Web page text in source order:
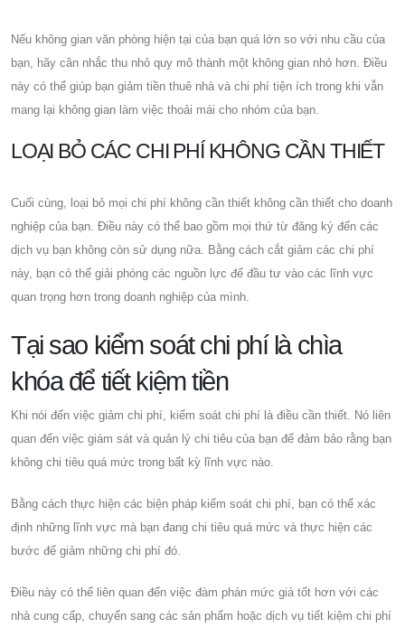
Nếu không gian văn phòng hiện tại của bạn quá lớn so với nhu cầu của
bạn, hãy cân nhắc thu nhỏ quy mô thành một không gian nhỏ hơn. Điều
này có thể giúp bạn giảm tiền thuê nhà và chi phí tiện ích trong khi vẫn
mang lại không gian làm việc thoải mái cho nhóm của bạn.
LOẠI BỎ CÁC CHI PHÍ KHÔNG CẦN THIẾT
Cuối cùng, loại bỏ mọi chi phí không cần thiết không cần thiết cho doanh
nghiệp của bạn. Điều này có thể bao gồm mọi thứ từ đăng ký đến các
dịch vụ bạn không còn sử dụng nữa. Bằng cách cắt giảm các chi phí
này, bạn có thể giải phóng các nguồn lực để đầu tư vào các lĩnh vực
quan trọng hơn trong doanh nghiệp của mình.
Tại sao kiểm soát chi phí là chìa
khóa để tiết kiệm tiền
Khi nói đến việc giảm chi phí, kiểm soát chi phí là điều cần thiết. Nó liên
quan đến việc giám sát và quản lý chi tiêu của bạn để đảm bảo rằng bạn
không chi tiêu quá mức trong bất kỳ lĩnh vực nào.
Bằng cách thực hiện các biện pháp kiểm soát chi phí, bạn có thể xác
định những lĩnh vực mà bạn đang chi tiêu quá mức và thực hiện các
bước để giảm những chi phí đó.
Điều này có thể liên quan đến việc đàm phán mức giá tốt hơn với các
nhà cung cấp, chuyển sang các sản phẩm hoặc dịch vụ tiết kiệm chi phí